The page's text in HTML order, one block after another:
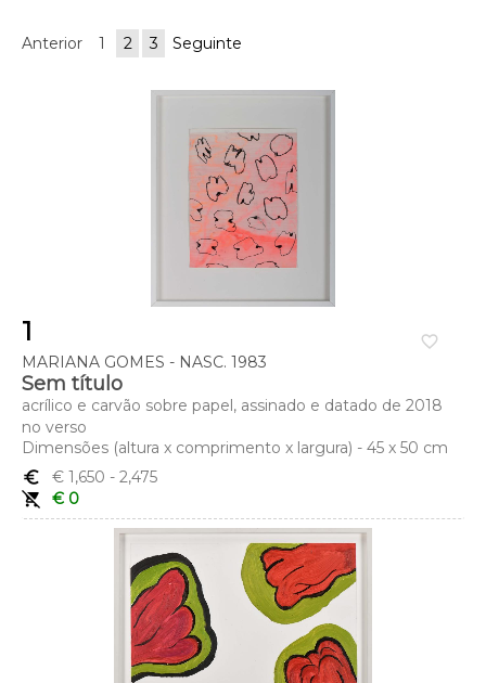
Anterior 1 2 3 Seguinte
favorite_border
1
MARIANA GOMES - NASC. 1983
Sem título
acrílico e carvão sobre papel, assinado e datado de 2018
no verso
Dimensões (altura x comprimento x largura) - 45 x 50 cm
euro_symbol
€ 1,650 - 2,475
remove_shopping_cart
€ 0